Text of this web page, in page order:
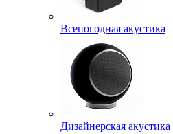
Всепогодная акустика
Дизайнерская акустика